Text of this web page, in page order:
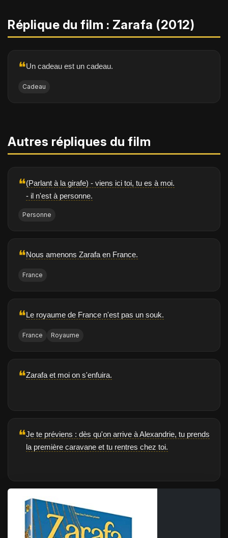
Réplique du film : Zarafa (2012)
❝Un cadeau est un cadeau.
Cadeau
Autres répliques du film
❝(Parlant à la girafe) - viens ici toi, tu es à moi.
- il n'est à personne.
Personne
❝Nous amenons Zarafa en France.
France
❝Le royaume de France n'est pas un souk.
France Royaume
❝Zarafa et moi on s'enfuira.
❝Je te préviens : dès qu'on arrive à Alexandrie, tu prends
la première caravane et tu rentres chez toi.